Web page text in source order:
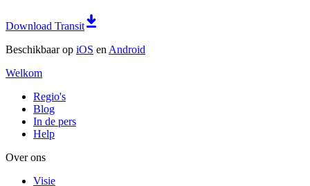
Download Transit
Beschikbaar op iOS en Android
Welkom
Regio's
Blog
In de pers
Help
Over ons
Visie